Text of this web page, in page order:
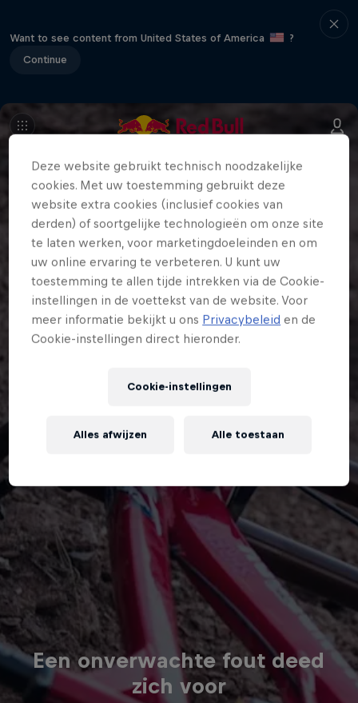
Want to see content from United States of America
?
Continue
Een onverwachte fout deed
zich voor
Deze website gebruikt technisch noodzakelijke
cookies. Met uw toestemming gebruikt deze
website extra cookies (inclusief cookies van
derden) of soortgelijke technologieën om onze site
te laten werken, voor marketingdoeleinden en om
uw online ervaring te verbeteren. U kunt uw
toestemming te allen tijde intrekken via de Cookie-
instellingen in de voettekst van de website. Voor
meer informatie bekijkt u ons Privacybeleid en de
Cookie-instellingen direct hieronder.
Cookie-instellingen
Alles afwijzen Alle toestaan